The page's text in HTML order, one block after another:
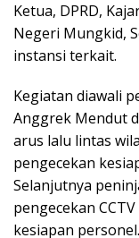
Ketua, DPRD,
Negeri Mungkid,
instansi terkait.
Kegiatan diawali
Anggrek Mendut
arus lalu lintas
pengecekan
Selanjutnya
pengecekan
kesiapan personel.